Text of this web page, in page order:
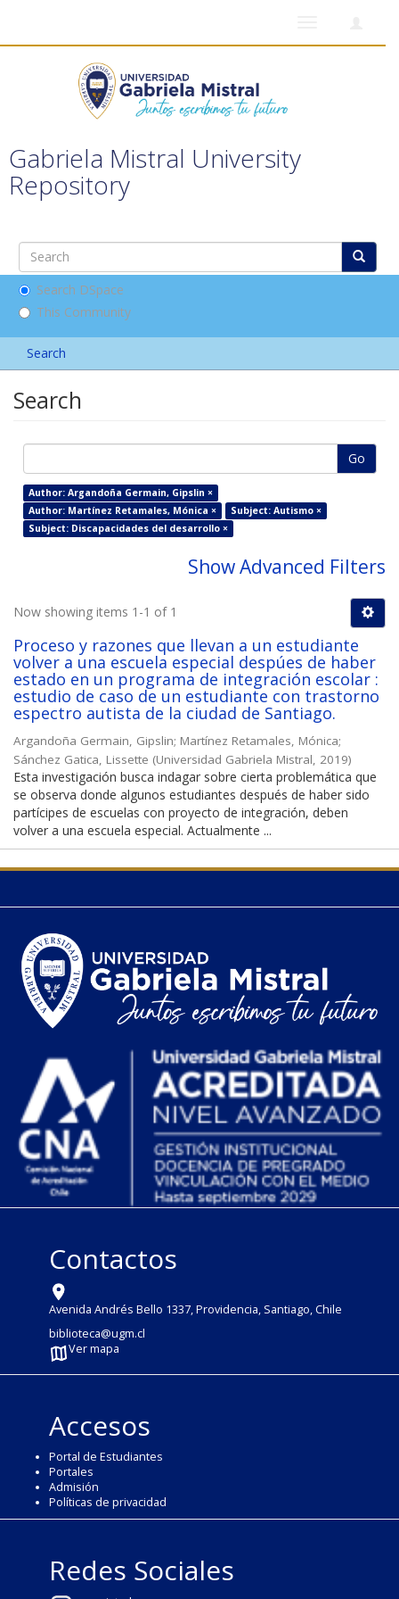
Gabriela Mistral University
Repository
Search DSpace
This Community
Search
Search
Go
Author: Argandoña Germain, Gipslin ×
Author: Martínez Retamales, Mónica ×
Subject: Autismo ×
Subject: Discapacidades del desarrollo ×
Show Advanced Filters
Now showing items 1-1 of 1
Proceso y razones que llevan a un estudiante
volver a una escuela especial despúes de haber
estado en un programa de integración escolar :
estudio de caso de un estudiante con trastorno
espectro autista de la ciudad de Santiago.
Argandoña Germain, Gipslin; Martínez Retamales, Mónica;
Sánchez Gatica, Lissette (Universidad Gabriela Mistral, 2019)
Esta investigación busca indagar sobre cierta problemática que
se observa donde algunos estudiantes después de haber sido
partícipes de escuelas con proyecto de integración, deben
volver a una escuela especial. Actualmente ...
Contactos
Avenida Andrés Bello 1337, Providencia, Santiago, Chile
biblioteca@ugm.cl
Ver mapa
Accesos
Portal de Estudiantes
Portales
Admisión
Políticas de privacidad
Redes Sociales